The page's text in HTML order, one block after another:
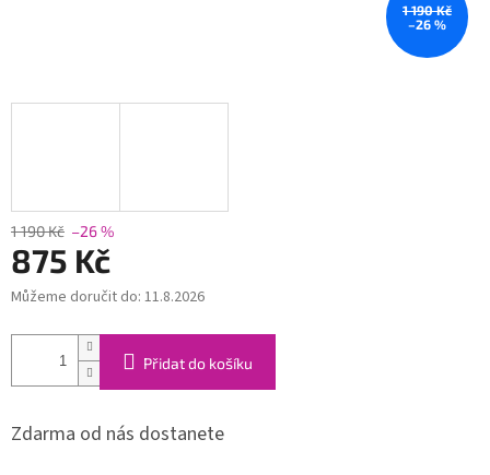
1 190 Kč
–26 %
1 190 Kč –26 %
875 Kč
Měrná
Můžeme doručit do: 11.8.2026
Přidat do košíku
Zdarma od nás dostanete